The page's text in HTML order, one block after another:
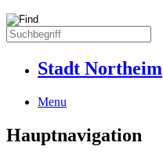
Stadt Northeim
Menu
Hauptnavigation